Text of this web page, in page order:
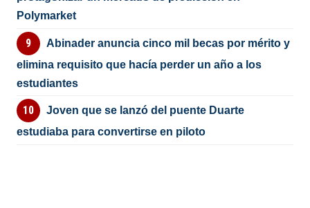
Polymarket
Abinader anuncia cinco mil becas por mérito y
elimina requisito que hacía perder un año a los
estudiantes
Joven que se lanzó del puente Duarte
estudiaba para convertirse en piloto